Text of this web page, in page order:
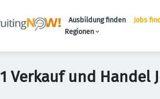
Ausbildung finden Jobs
Regionen
1 Verkauf und Handel